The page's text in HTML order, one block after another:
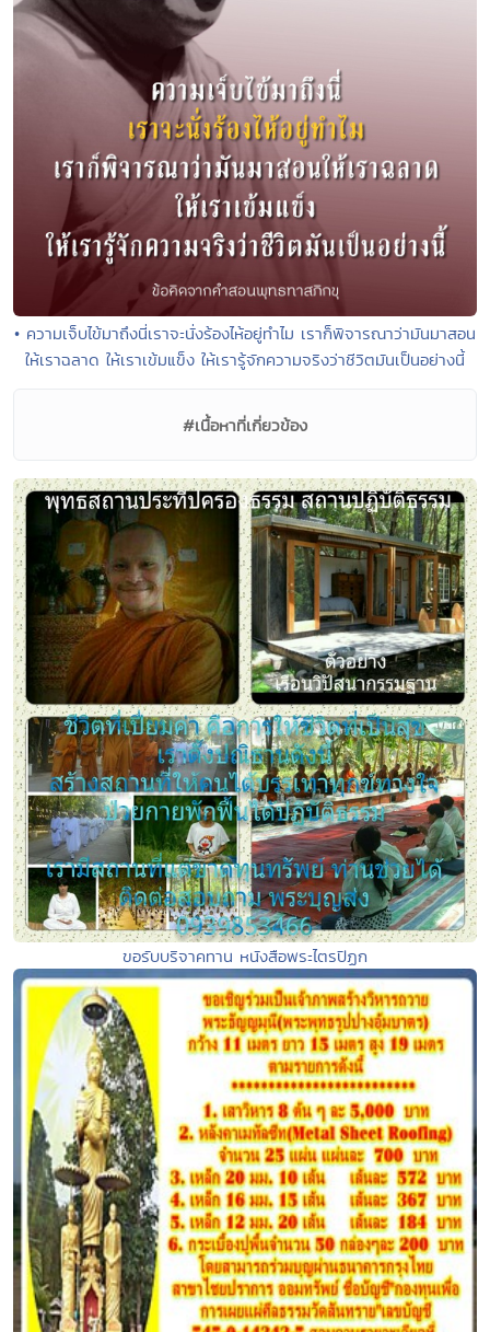
• ความเจ็บไข้มาถึงนี่เราจะนั่งร้องไห้อยู่ทำไม เราก็พิจารณาว่ามันมาสอน
ให้เราฉลาด ให้เราเข้มแข็ง ให้เรารู้จักความจริงว่าชีวิตมันเป็นอย่างนี้
#เนื้อหาที่เกี่ยวข้อง
ขอรับบริจาคทาน หนังสือพระไตรปิฏก